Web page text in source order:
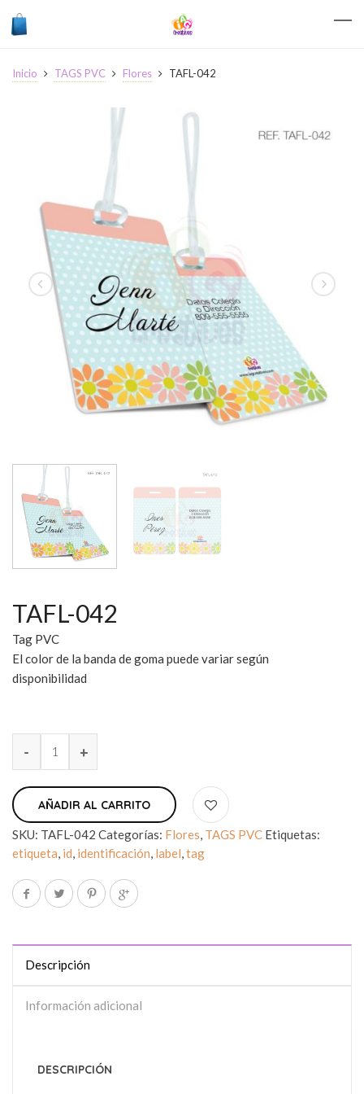
Inicio TAGS PVC Flores TAFL-042
TAFL-042
Tag PVC
El color de la banda de goma puede variar según
disponibilidad
AÑADIR AL CARRITO
SKU: TAFL-042 Categorías: Flores, TAGS PVC Etiquetas:
etiqueta, id, identificación, label,tag
Descripción
Información adicional
DESCRIPCIÓN